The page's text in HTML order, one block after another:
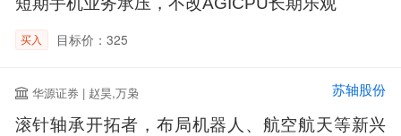
买入 目标价：325
华源证券 | 赵昊,万枭 苏轴股份
滚针轴承开拓者，布局机器人、航空航天等新兴